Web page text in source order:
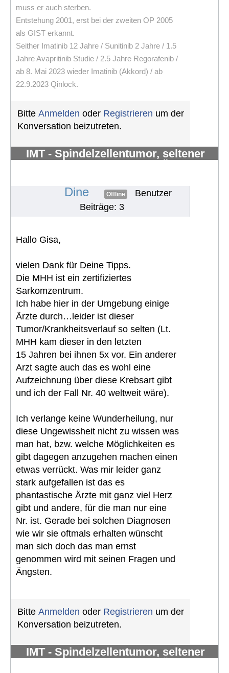
muss er auch sterben.
Entstehung 2001, erst bei der zweiten OP 2005
als GIST erkannt.
Seither Imatinib 12 Jahre / Sunitinib 2 Jahre / 1.5
Jahre Avapritinib Studie / 2.5 Jahre Regorafenib /
ab 8. Mai 2023 wieder Imatinib (Akkord) / ab
22.9.2023 Qinlock.
Bitte Anmelden oder Registrieren um der
Konversation beizutreten.
IMT - Spindelzellentumor, seltener
Dine Offline
Benutzer
Beiträge: 3
Hallo Gisa,
vielen Dank für Deine Tipps.
Die MHH ist ein zertifiziertes
Sarkomzentrum.
Ich habe hier in der Umgebung einige
Ärzte durch…leider ist dieser
Tumor/Krankheitsverlauf so selten (Lt.
MHH kam dieser in den letzten
15 Jahren bei ihnen 5x vor. Ein anderer
Arzt sagte auch das es wohl eine
Aufzeichnung über diese Krebsart gibt
und ich der Fall Nr. 40 weltweit wäre).
Ich verlange keine Wunderheilung, nur
diese Ungewissheit nicht zu wissen was
man hat, bzw. welche Möglichkeiten es
gibt dagegen anzugehen machen einen
etwas verrückt. Was mir leider ganz
stark aufgefallen ist das es
phantastische Ärzte mit ganz viel Herz
gibt und andere, für die man nur eine
Nr. ist. Gerade bei solchen Diagnosen
wie wir sie oftmals erhalten wünscht
man sich doch das man ernst
genommen wird mit seinen Fragen und
Ängsten.
Bitte Anmelden oder Registrieren um der
Konversation beizutreten.
IMT - Spindelzellentumor, seltener